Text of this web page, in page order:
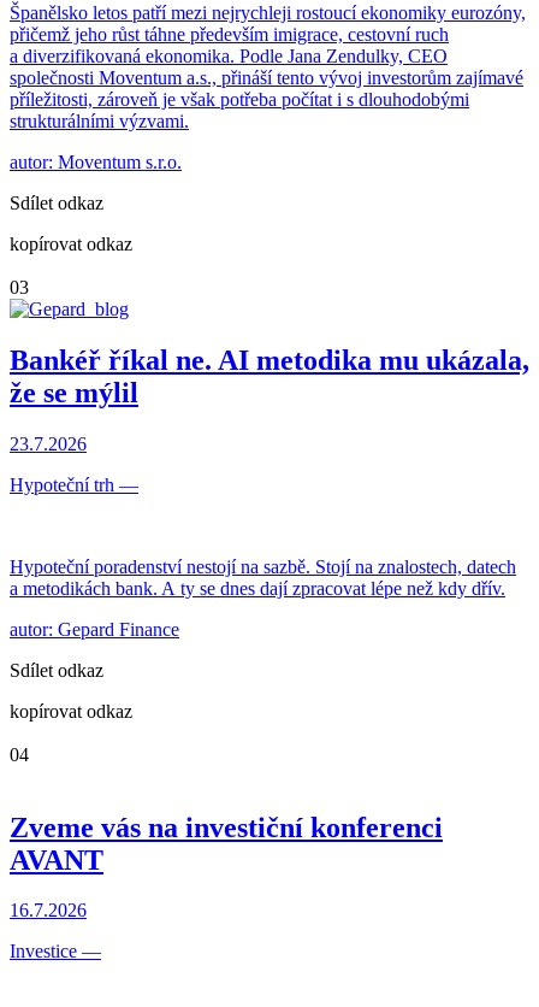
Španělsko letos patří mezi nejrychleji rostoucí ekonomiky eurozóny,
přičemž jeho růst táhne především imigrace, cestovní ruch
a diverzifikovaná ekonomika. Podle Jana Zendulky, CEO
společnosti Moventum a.s., přináší tento vývoj investorům zajímavé
příležitosti, zároveň je však potřeba počítat i s dlouhodobými
strukturálními výzvami.
autor: Moventum s.r.o.
Sdílet odkaz
kopírovat odkaz
03
Bankéř říkal ne. AI metodika mu ukázala,
že se mýlil
23.7.2026
Hypoteční trh —
Hypoteční poradenství nestojí na sazbě. Stojí na znalostech, datech
a metodikách bank. A ty se dnes dají zpracovat lépe než kdy dřív.
autor: Gepard Finance
Sdílet odkaz
kopírovat odkaz
04
Zveme vás na investiční konferenci
AVANT
16.7.2026
Investice —